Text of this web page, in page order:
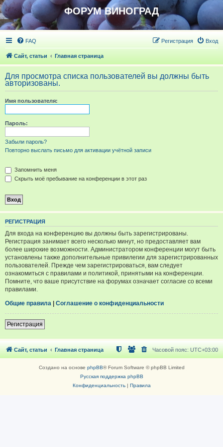
ФОРУМ ВИНОГРАД
FAQ Вход
Регистрация
Сайт, статьи Главная страница
Для просмотра списка пользователей вы должны быть
авторизованы.
Имя пользователя:
Пароль:
Забыли пароль?
Повторно выслать письмо для активации учётной записи
Запомнить меня
Скрыть моё пребывание на конференции в этот раз
РЕГИСТРАЦИЯ
Для входа на конференцию вы должны быть зарегистрированы.
Регистрация занимает всего несколько минут, но предоставляет вам
более широкие возможности. Администратором конференции могут быть
установлены также дополнительные привилегии для зарегистрированных
пользователей. Прежде чем зарегистрироваться, вам следует
ознакомиться с правилами и политикой, принятыми на конференции.
Помните, что ваше присутствие на форумах означает согласие со всеми
правилами.
Общие правила | Соглашение о конфиденциальности
Регистрация
Сайт, статьи Главная страница Часовой пояс: UTC+03:00
Создано на основе phpBB® Forum Software © phpBB Limited
Русская поддержка phpBB
Конфиденциальность| Правила